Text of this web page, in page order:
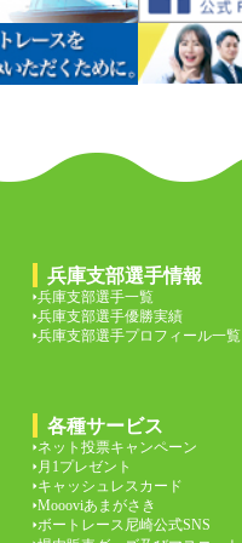
兵庫支部選手情報
兵庫支部選手一覧
兵庫支部選手優勝実績
兵庫支部選手プロフィール一覧
各種サービス
ネット投票キャンペーン
月1プレゼント
キャッシュレスカード
Moooviあまがさき
ボートレース尼崎公式SNS